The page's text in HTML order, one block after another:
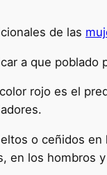
de las
a que poblado
rojo es el
o ceñidos en
en los hombros